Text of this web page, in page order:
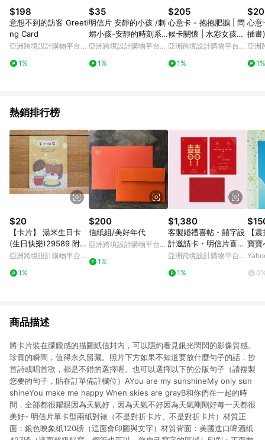
面，方享導購資格。
$198
意想不到的訪客 Greeti
ng Card
亞洲跨境設計購物平台
1%
$35
明信片 安靜的小孩 /刺
蝟小孩-安靜的時刻系
列
亞洲跨境設計購物平台
1%
$205
心意卡 - 抱抱肥鵝 | 問
候卡關懷 | 水彩女孩插
畫 | dodolulu
亞洲跨境設計購物平台
1%
心意
插畫
女孩
亞洲
1%
熱銷排行榜
$20
【卡片】 湯米生日卡
(生日快樂)29589 附信
封
亞洲跨境設計購物平台
1%
$200
信紙組/美好年代
亞洲跨境設計購物平台
1%
$1,380
客製婚禮喜帖・囍字設
計邀請卡・明信片喜
帖・含喜帖信封(MA01
亞洲跨境設計購物平台
1%
【
寶寶
商品描述
將卡片裝在朦朧感的描圖紙信封內，可以隱約看見銀光閃閃的影像質感。
珍貴的瞬間，值得永久留藏。照片下方如果不知道要放什麼句子的話，抄
首詩或唱首歌，都是不錯的選擇喔。也可以選擇以下的公版句子（請複製
您要的句子，貼在訂單備註欄位）AYou are my sunshineMy only sun
shineYou make me happy When skies are grayB和你們在一起的時
間，全部都很耀眼因為天氣好，因為天氣不好因為天氣剛剛好每一天都很
美好- 明信片單卡型兩紙對裱（不是對折卡片、不是對折卡片）材質正
面：銀色映象紙120磅（這面會印圖與文字）材質背面：美國進口啤酒紙